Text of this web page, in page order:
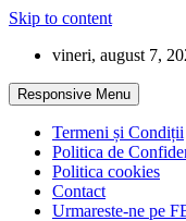
Skip to content
vineri, august 7,
Responsive Menu
Termeni și Condiții
Politica de
Politica cookies
Contact
Urmareste-ne pe